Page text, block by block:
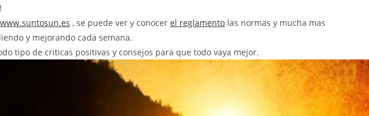
www.suntosun.es , se puede ver y conocer el reglamento las normas y mucha mas
y mejorando cada semana.
tipo de criticas positivas y consejos para que todo vaya mejor.